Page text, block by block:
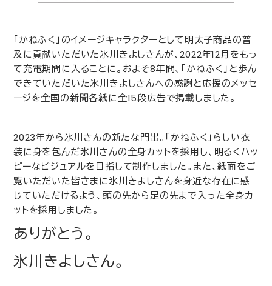
「かねふく」のイメージキャラクターとして明太子商品の普
及に貢献いただいた氷川きよしさんが、2022年12月をもっ
て充電期間に入ることに。およそ8年間、「かねふく」と歩ん
できていただいた氷川きよしさんへの感謝と応援のメッセ
ージを全国の新聞各紙に全15段広告で掲載しました。
2023年から氷川さんの新たな門出。「かねふく」らしい衣
装に身を包んだ氷川さんの全身カットを採用し、明るくハッ
ピーなビジュアルを目指して制作しました。また、紙面をご
覧いただいた皆さまに氷川きよしさんを身近な存在に感
じていただけるよう、頭の先から足の先まで入った全身カ
ットを採用しました。
ありがとう。
氷川きよしさん。